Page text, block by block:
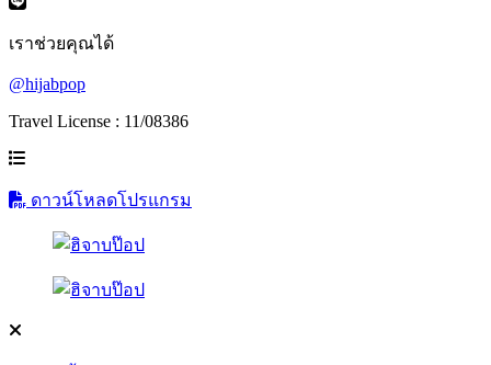
เราช่วยคุณได้
@hijabpop
Travel License : 11/08386
ดาวน์โหลดโปรแกรม